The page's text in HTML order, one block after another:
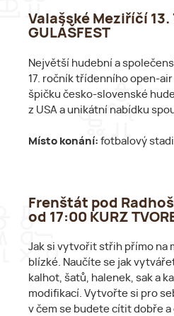
Valašské Meziříčí 13.
GULÁŠFEST
Největší hudební a
17. ročník třídenního open-
špičku česko-slovenské
z USA a unikátní nabídku
Místo konání: fotbalový
Frenštát pod
od 17:00 KURZ
Jak si vytvořit střih přímo na
blízké. Naučíte se jak
kalhot, šatů, halenek, sak a
modifikací. Vytvořte si pro
v čem se budete cítit dobře a